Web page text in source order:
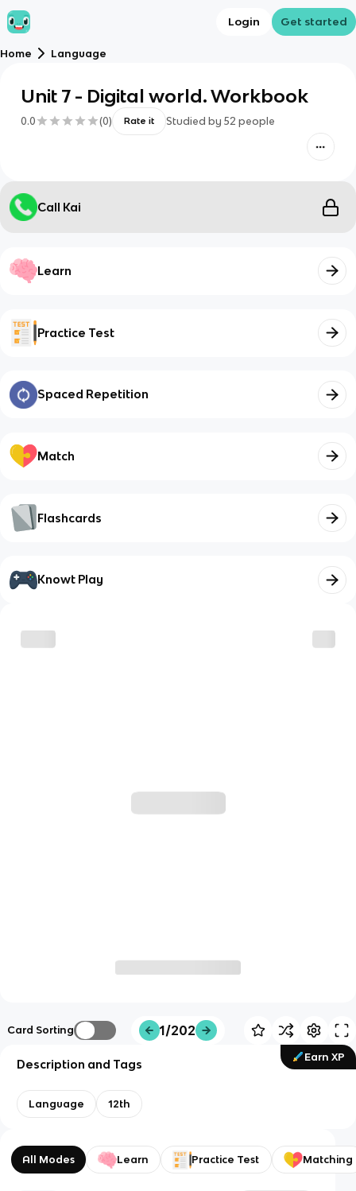
Login Get started
Home Language
Unit 7 - Digital world. Workbook
0.0 (0) Rate it Studied by 52 people
Call Kai
Learn
Practice Test
Spaced Repetition
Match
Flashcards
Knowt Play
Card Sorting 1/202
Earn XP
Description and Tags
Language 12th
All Modes Learn Practice Test Matching